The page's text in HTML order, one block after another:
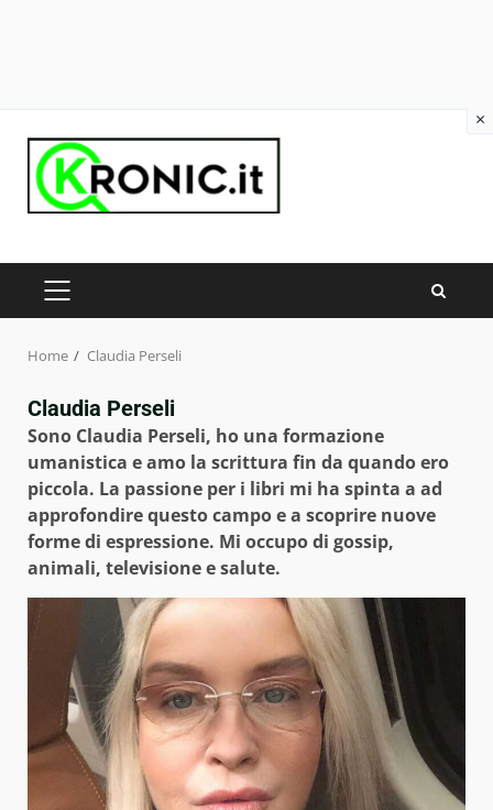
content
PRIMARY
Home Claudia Perseli
Claudia Perseli
Sono Claudia Perseli, ho una formazione
umanistica e amo la scrittura fin da quando ero
piccola. La passione per i libri mi ha spinta a ad
approfondire questo campo e a scoprire nuove
forme di espressione. Mi occupo di gossip,
animali, televisione e salute.
×